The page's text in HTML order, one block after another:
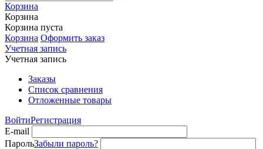
Корзина
Корзина
Корзина пуста
Корзина Оформить заказ
Учетная запись
Учетная запись
Заказы
Список сравнения
Отложенные товары
ВойтиРегистрация
E-mail
ПарольЗабыли пароль?